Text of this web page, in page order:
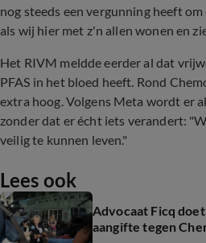
nog steeds een vergunning heeft
als wij hier met z'n allen wonen en
Het RIVM meldde eerder al dat
PFAS in het bloed heeft. Rond
extra hoog. Volgens Meta wordt er
zonder dat er écht iets verandert:
veilig te kunnen leven."
Lees ook
Advocaat Ficq
aangifte tegen